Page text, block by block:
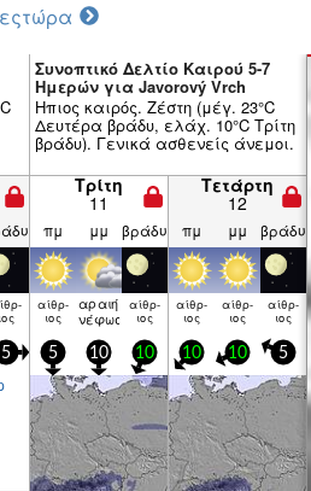
τώρα
Συνοπτικό Δελτίο Καιρού 5-7
Ημερών για Javorový Vrch
Ηπιος καιρός. Ζέστη (μέγ. 23°C
Δευτέρα βράδυ, ελάχ. 10°C Τρίτη
βράδυ). Γενικά ασθενείς άνεμοι.
Τρίτη
11
Τετάρτη
12
πμ μμ βράδυ πμ μμ βράδυ
ιος
αίθρ­
ιος
αραιή
νέφωση
αίθρ­
ιος
αίθρ­
ιος
αίθρ­
ιος
αίθρ­
ιος
5 5 10 10 10 10 5